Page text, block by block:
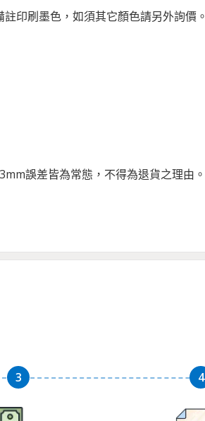
印刷墨色，如須其它顏色請另外詢價。
誤差皆為常態，不得為退貨之理由。